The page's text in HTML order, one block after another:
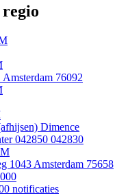
76092
Dimence
042850 042830
1043 Amsterdam 75658
notificaties